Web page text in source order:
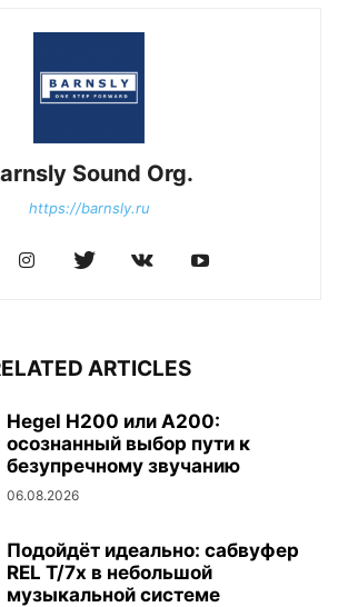
Sound Org.
https://barnsly.ru
ARTICLES
Hegel H200 или A200:
осознанный выбор пути к
безупречному звучанию
06.08.2026
Подойдёт идеально: сабвуфер
REL T/7x в небольшой
музыкальной системе